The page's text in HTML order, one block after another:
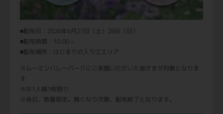
■配布日：2026年6月27日（土）28日（日）
■配布時間：10:00～
■配布場所：はじまりの入り江エリア
※ムーミンバレーパークにご来園いただいた皆さまが対象となりま
す
※お1人様1枚限り
※各日、数量限定。無くなり次第、配布終了となります。